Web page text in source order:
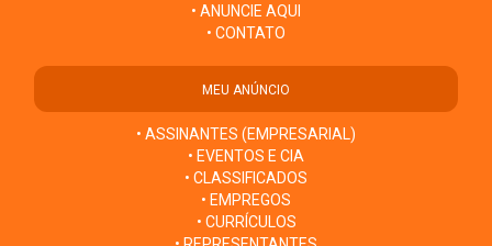
• ANUNCIE AQUI
• CONTATO
MEU ANÚNCIO
• ASSINANTES (EMPRESARIAL)
• EVENTOS E CIA
• CLASSIFICADOS
• EMPREGOS
• CURRÍCULOS